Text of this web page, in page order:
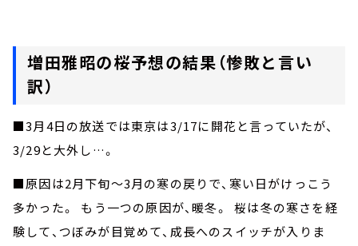
増田雅昭の桜予想の結果（惨敗と言い
訳）
■3月4日の放送では東京は3/17に開花と言っていたが、
3/29と大外し…。
■原因は2月下旬～3月の寒の戻りで、寒い日がけっこう
多かった。 もう一つの原因が、暖冬。 桜は冬の寒さを経
験して、つぼみが目覚めて、成長へのスイッチが入りま